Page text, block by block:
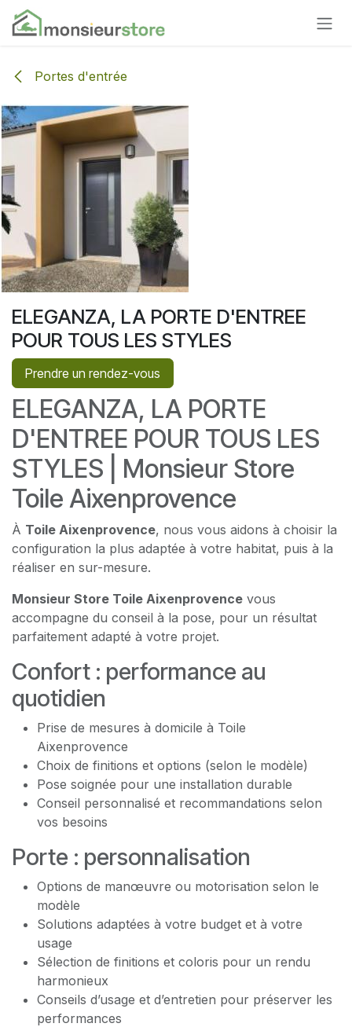
Se rendre au contenu
Portes d'entrée
ELEGANZA, LA PORTE D'ENTREE
POUR TOUS LES STYLES
Prendre un rendez-vous
ELEGANZA, LA PORTE
D'ENTREE POUR TOUS LES
STYLES | Monsieur Store
Toile Aixenprovence
À Toile Aixenprovence, nous vous aidons à choisir la
configuration la plus adaptée à votre habitat, puis à la
réaliser en sur-mesure.
Monsieur Store Toile Aixenprovence vous
accompagne du conseil à la pose, pour un résultat
parfaitement adapté à votre projet.
Confort : performance au
quotidien
Prise de mesures à domicile à Toile
Aixenprovence
Choix de finitions et options (selon le modèle)
Pose soignée pour une installation durable
Conseil personnalisé et recommandations selon
vos besoins
Porte : personnalisation
Options de manœuvre ou motorisation selon le
modèle
Solutions adaptées à votre budget et à votre
usage
Sélection de finitions et coloris pour un rendu
harmonieux
Conseils d’usage et d’entretien pour préserver les
performances